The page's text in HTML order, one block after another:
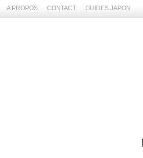
A PROPOS CONTACT GUIDES JAPON